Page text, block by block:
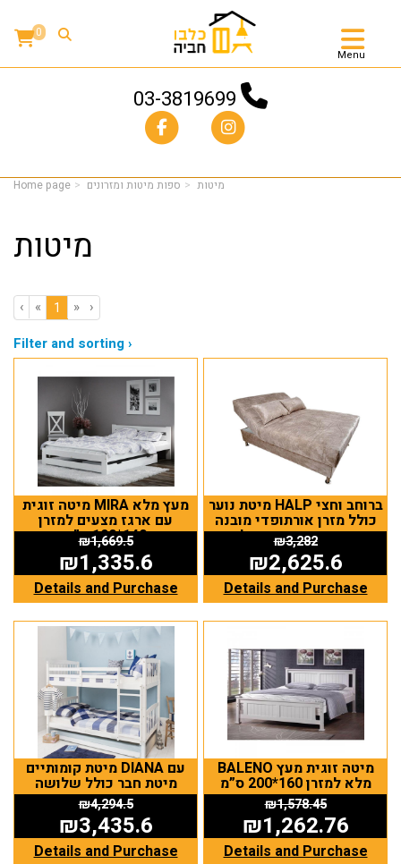
Menu
0
03-3819699
Home page ספות מיטות ומזרונים מיטות
מיטות
‹ « 1 (current)
» ›
Filter and sorting ›
מיטה זוגית MIRA מעץ מלא
עם ארגז מצעים למזרן
140*190 ס”מ ₪1,669.5
₪1,335.6
Details and Purchase
מיטת נוער HALP ברוחב וחצי
כולל מזרן אורתופדי מובנה
וארגז מצעים גדול
₪3,282
₪2,625.6
Details and Purchase
מיטת קומותיים DIANA עם
מיטת חבר כולל שלושה
מזרנים₪4,294.5
₪3,435.6
Details and Purchase
BALENO מיטה זוגית מעץ
מלא למזרן 160*200 ס”מ
₪1,578.45
₪1,262.76
Details and Purchase